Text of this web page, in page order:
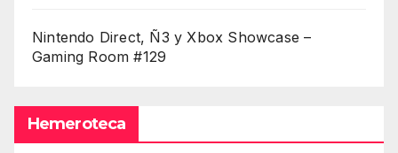
Nintendo Direct, Ñ3 y Xbox Showcase –
Gaming Room #129
Hemeroteca